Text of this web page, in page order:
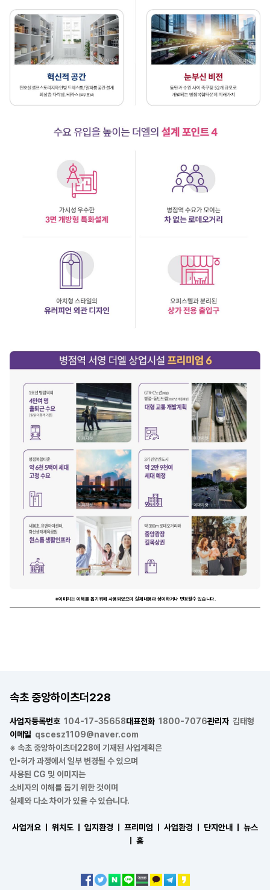
※이미지는 이해를 돕기위해 사용되었으며 실제내용과 상이하거나 변경될수 있습니다.
속초 중앙하이츠더228
사업자등록번호 104-17-35658대표전화 1800-7076관리자 김태형
이메일 qscesz1109@naver.com
※ 속초 중앙하이츠더228에 기재된 사업계획은
인•허가 과정에서 일부 변경될 수 있으며
사용된 CG 및 이미지는
소비자의 이해를 돕기 위한 것이며
실제와 다소 차이가 있을 수 있습니다.
사업개요 ㅣ 위치도 ㅣ 입지환경 ㅣ 프리미엄 ㅣ 사업환경 ㅣ 단지안내 ㅣ
뉴스
홈